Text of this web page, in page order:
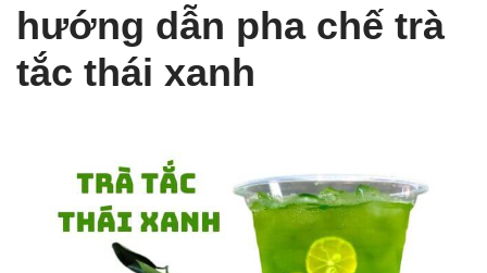
hướng dẫn pha chế trà
tắc thái xanh